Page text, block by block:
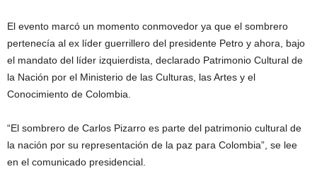
El evento marcó un momento conmovedor ya que el sombrero
pertenecía al ex líder guerrillero del presidente Petro y ahora, bajo
el mandato del líder izquierdista, declarado Patrimonio Cultural de
la Nación por el Ministerio de las Culturas, las Artes y el
Conocimiento de Colombia.
“El sombrero de Carlos Pizarro es parte del patrimonio cultural de
la nación por su representación de la paz para Colombia”, se lee
en el comunicado presidencial.